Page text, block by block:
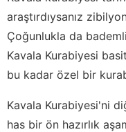
araştırdıysanız
Çoğunlukla da
Kavala Kurabiyesi
bu kadar özel bir
Kavala Kurabiyesi'ni
has bir ön hazırlık